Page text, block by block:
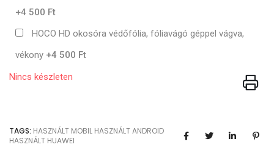
+4 500 Ft
HOCO HD okosóra védőfólia, fóliavágó géppel vágva,
vékony +4 500 Ft
Nincs készleten
TAGS: HASZNÁLT MOBIL HASZNÁLT ANDROID
HASZNÁLT HUAWEI